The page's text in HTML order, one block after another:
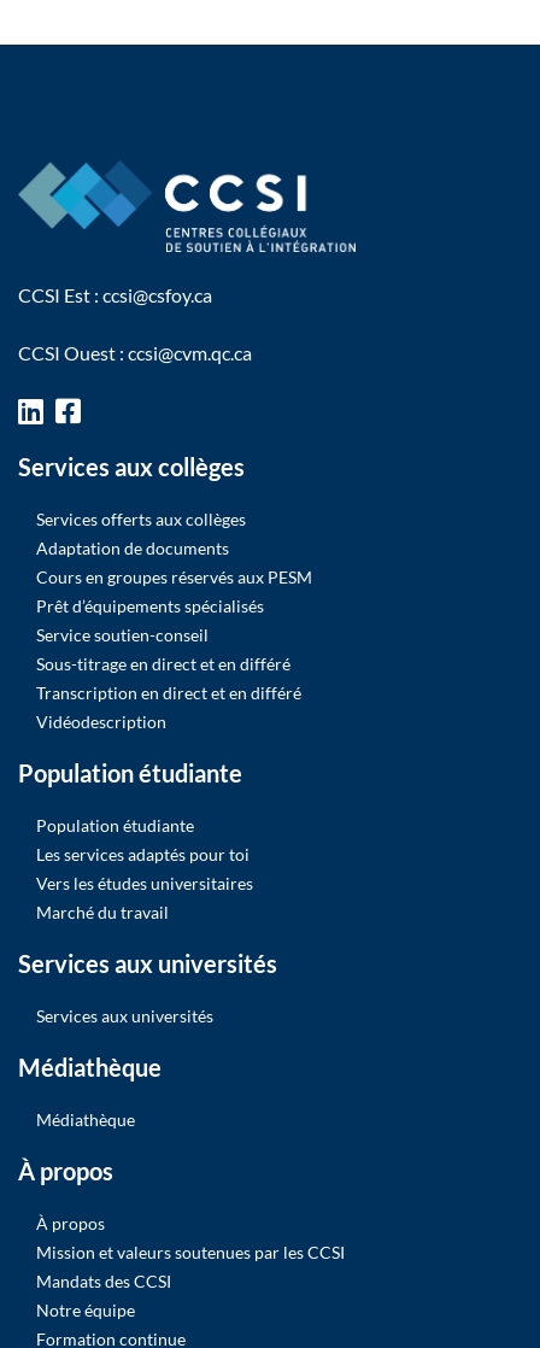
CCSI Est : ccsi@csfoy.ca
CCSI Ouest : ccsi@cvm.qc.ca
Services aux collèges
Services offerts aux collèges
Adaptation de documents
Cours en groupes réservés aux PESM
Prêt d’équipements spécialisés
Service soutien-conseil
Sous-titrage en direct et en différé
Transcription en direct et en différé
Vidéodescription
Population étudiante
Population étudiante
Les services adaptés pour toi
Vers les études universitaires
Marché du travail
Services aux universités
Services aux universités
Médiathèque
Médiathèque
À propos
À propos
Mission et valeurs soutenues par les CCSI
Mandats des CCSI
Notre équipe
Formation continue